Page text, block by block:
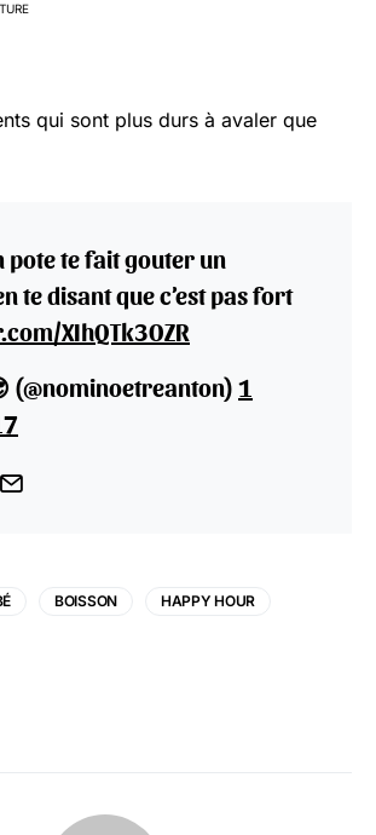
qui sont plus durs à avaler que
pote te fait gouter un
te disant que c’est pas fort
XIhQTk3OZR
(@nominoetreanton) 1
BOISSON HAPPY HOUR